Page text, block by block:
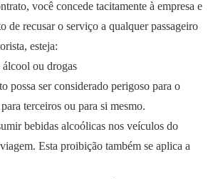
você concede tacitamente à empresa e
de recusar o serviço a qualquer passageiro
esteja:
ou drogas
possa ser considerado perigoso para o
terceiros ou para si mesmo.
bebidas alcoólicas nos veículos do
Esta proibição também se aplica a